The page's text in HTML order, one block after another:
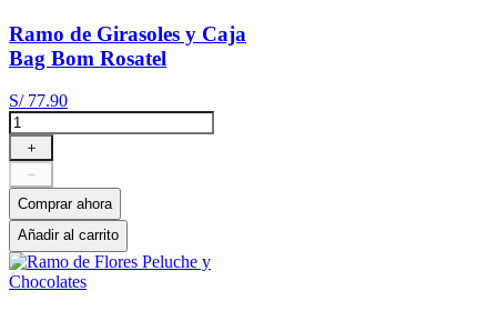
Ramo de Girasoles y Caja
Bag Bom Rosatel
S/ 77.90
＋
－
Comprar ahora
Añadir al carrito